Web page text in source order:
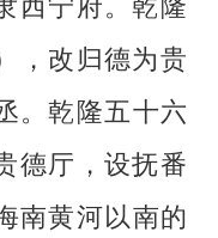
西宁府。乾隆
，改归德为贵
。乾隆五十六
德厅，设抚番
南黄河以南的